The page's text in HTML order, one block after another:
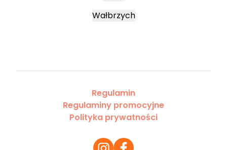
Wałbrzych
Regulamin
Regulaminy promocyjne
Polityka prywatności